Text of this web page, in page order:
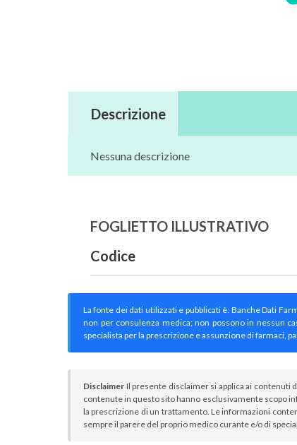
Descrizione
Nessuna descrizione
FOGLIETTO ILLUSTRATIVO
Codice
La fonte dei dati utilizzati e pubblicati è: Banche Dati
non per consulenza medica; non possono in nessun
specialista per la prescrizione e assunzione di farmaci,
Disclaimer Il presente disclaimer si applica ai contenuti
contenute in questo sito hanno esclusivamente scopo
la prescrizione di un trattamento. Le informazioni
sempre il parere del proprio medico curante e/o di